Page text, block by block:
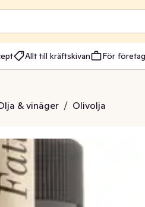
Allt till kräftskivan För företag
& vinäger / Olivolja